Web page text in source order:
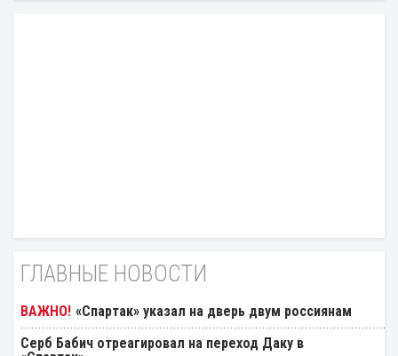
ГЛАВНЫЕ НОВОСТИ
«Спартак» указал на дверь двум россиянам
Серб Бабич отреагировал на переход Даку в